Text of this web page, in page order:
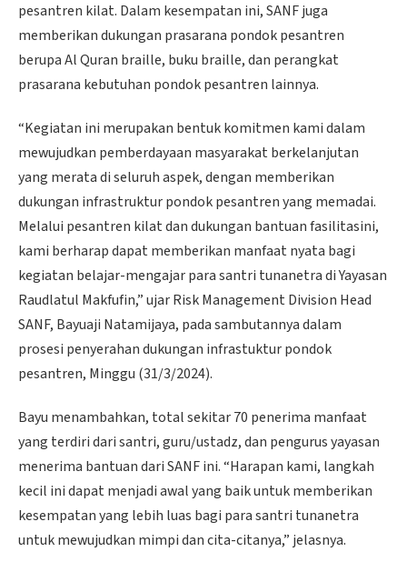
pesantren kilat. Dalam kesempatan ini, SANF juga
memberikan dukungan prasarana pondok pesantren
berupa Al Quran braille, buku braille, dan perangkat
prasarana kebutuhan pondok pesantren lainnya.
“Kegiatan ini merupakan bentuk komitmen kami dalam
mewujudkan pemberdayaan masyarakat berkelanjutan
yang merata di seluruh aspek, dengan memberikan
dukungan infrastruktur pondok pesantren yang memadai.
Melalui pesantren kilat dan dukungan bantuan fasilitasini,
kami berharap dapat memberikan manfaat nyata bagi
kegiatan belajar-mengajar para santri tunanetra di Yayasan
Raudlatul Makfufin,” ujar Risk Management Division Head
SANF, Bayuaji Natamijaya, pada sambutannya dalam
prosesi penyerahan dukungan infrastuktur pondok
pesantren, Minggu (31/3/2024).
Bayu menambahkan, total sekitar 70 penerima manfaat
yang terdiri dari santri, guru/ustadz, dan pengurus yayasan
menerima bantuan dari SANF ini. “Harapan kami, langkah
kecil ini dapat menjadi awal yang baik untuk memberikan
kesempatan yang lebih luas bagi para santri tunanetra
untuk mewujudkan mimpi dan cita-citanya,” jelasnya.